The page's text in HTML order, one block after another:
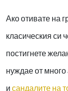
Ако отивате на
класическия си
постигнете
нуждае от
и сандалите на